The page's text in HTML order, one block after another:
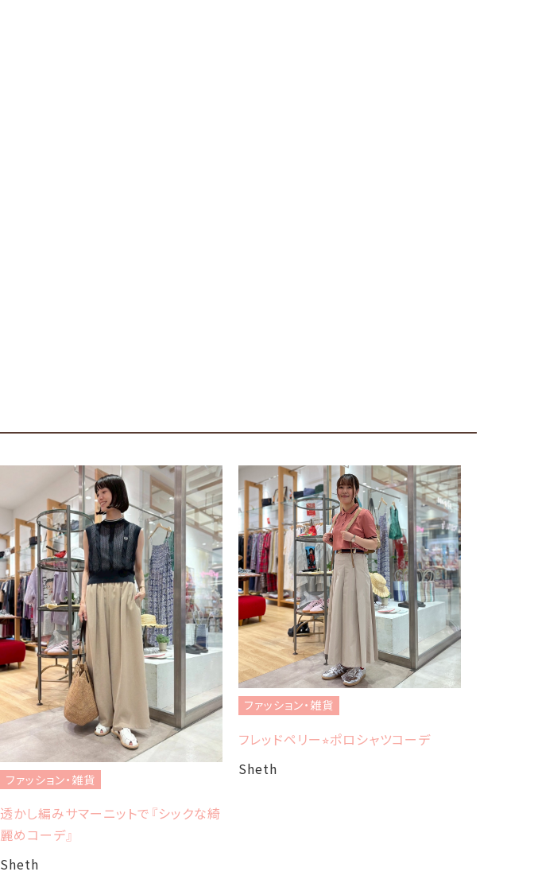
ファッション・雑貨
透かし編みサマーニットで『シックな綺
麗めコーデ』
Sheth
ファッション・雑貨
フレッドペリー⭐︎ポロシャツコーデ
Sheth